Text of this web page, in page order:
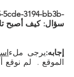
3194-bb3b-
إجابه:يرجى ملء
الموقع . لم نوقع